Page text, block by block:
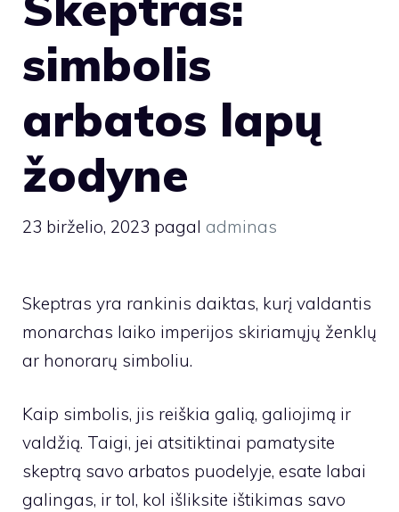
simbolis
arbatos lapų
žodyne
23 birželio, 2023 pagal adminas
Skeptras yra rankinis daiktas, kurį valdantis
monarchas laiko imperijos skiriamųjų ženklų
ar honorarų simboliu.
Kaip simbolis, jis reiškia galią, galiojimą ir
valdžią. Taigi, jei atsitiktinai pamatysite
skeptrą savo arbatos puodelyje, esate labai
galingas, ir tol, kol išliksite ištikimas savo